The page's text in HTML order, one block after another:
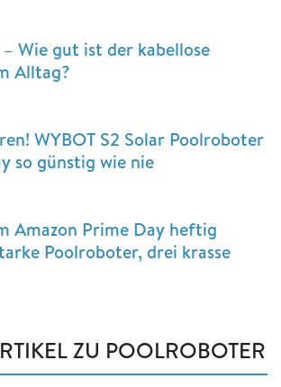
– Wie gut ist der kabellose
Alltag?
WYBOT S2 Solar Poolroboter
so günstig wie nie
Amazon Prime Day heftig
Poolroboter, drei krasse
ZU POOLROBOTER